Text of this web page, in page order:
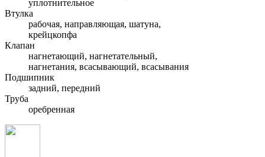
уплотнительное
Втулка
рабочая, направляющая, шатуна,
крейцкопфа
Клапан
нагнетающий, нагнетательный,
нагнетания, всасывающий, всасывания
Подшипник
задний, передний
Труба
оребренная